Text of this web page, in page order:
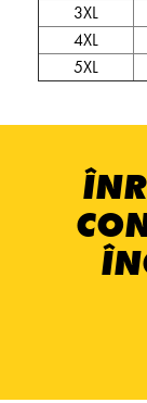
3XL
4XL
5XL